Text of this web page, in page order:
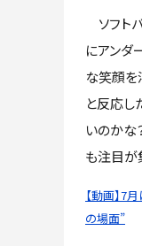
ソフト
にアンダ
な笑顔を
と反応し
いのかな
も注目が
【動画】7
の場面”